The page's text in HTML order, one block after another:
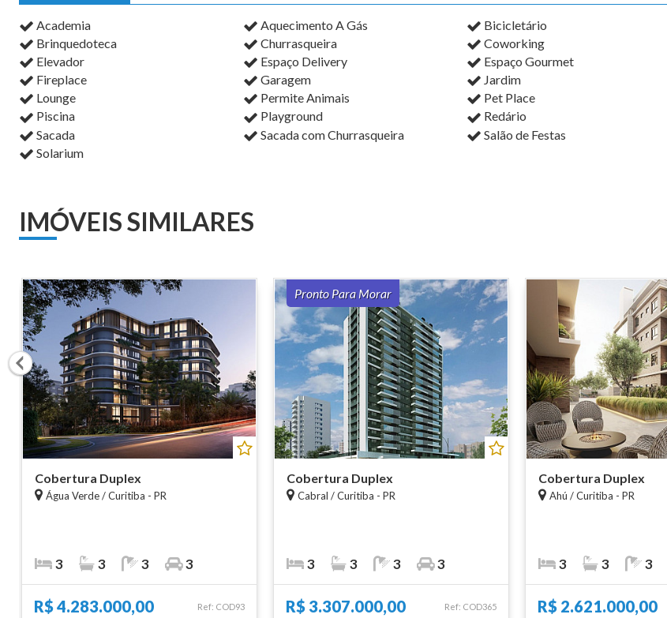
Academia Aquecimento A Gás
Bicicletário
Brinquedoteca
Churrasqueira
Coworking
Elevador
Espaço Delivery
Espaço Gourmet
Fireplace
Garagem
Jardim
Lounge
Permite Animais
Pet Place
Piscina
Playground
Redário
Sacada
Sacada com Churrasqueira
Salão de Festas
Solarium
IMÓVEIS SIMILARES
Ref: COD93
Cobertura Duplex
Água Verde / Curitiba - PR
R$ 4.283.000,00
3 3 3 3
Pronto Para Morar
Ref: COD365
Cobertura Duplex
Cabral / Curitiba - PR
R$ 3.307.000,00
3 3 3 3
Cobertura Duplex
Ahú / Curitiba - PR
R$ 2.621.000,00
3 3 3